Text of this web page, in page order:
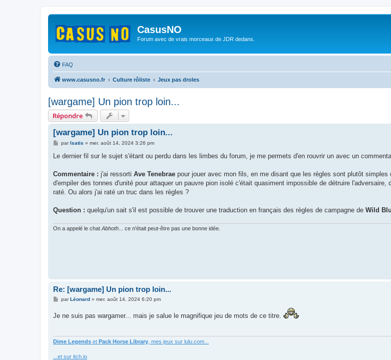
CasusNO
Forum avec de vrais morceaux de JDR dedans.
FAQ
www.casusno.fr Culture rôliste Jeux pas droles
[wargame] Un pion trop loin...
Répondre
[wargame] Un pion trop loin...
M
s
g
parIsatis » mer. août 14, 2024 3:26 pm
Le dernier fil sur le sujet s'étant ou perdu dans les limbes du forum, je me permets d'en rouvrir un avec un
Commentaire : j'ai ressorti Ave Tenebrae pour jouer avec mon fils, en me disant que les règles sont plutôt simples
d'empiler des tonnes d'unité pour attaquer un pauvre pion isolé c'était quasiment impossible de détruire l'adversaire,
raté. Ou alors j'ai raté un truc dans les règles ?
Question : quelqu'un sait s'il est possible de trouver une traduction en français des règles de campagne de Wild
On a appelé le chat Abhoth ... ce n'était peut-être pas une bonne idée.
Re: [wargame] Un pion trop loin...
M
s
parLéonard» mer. août 14, 2024 6:20 pm
Je ne suis pas wargamer... mais je salue le magnifique jeu de mots de ce titre.
Dime Legends et Pack Horse Library , mes jeux sur lulu.com...
...et sur itch.io